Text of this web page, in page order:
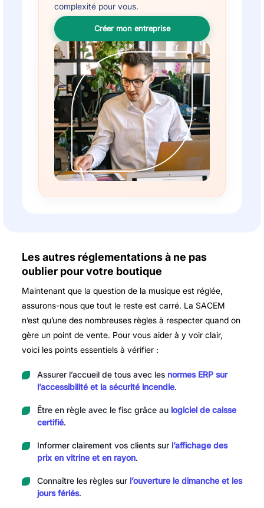
complexité pour vous.
Créer mon entreprise
Les autres réglementations à ne pas
oublier pour votre boutique
Maintenant que la question de la musique est réglée,
assurons-nous que tout le reste est carré. La SACEM
n’est qu’une des nombreuses règles à respecter quand on
gère un point de vente. Pour vous aider à y voir clair,
voici les points essentiels à vérifier :
Assurer l’accueil de tous avec les normes ERP sur
l’accessibilité et la sécurité incendie.
Être en règle avec le fisc grâce au logiciel de caisse
certifié.
Informer clairement vos clients sur l’affichage des
prix en vitrine et en rayon.
Connaître les règles sur l’ouverture le dimanche et les
jours fériés.